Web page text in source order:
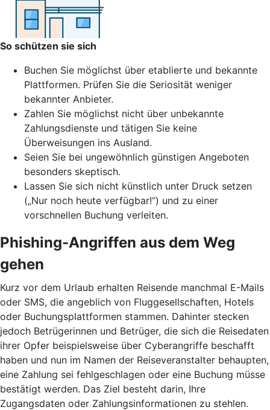
So schützen sie sich
Buchen Sie möglichst über etablierte und bekannte
Plattformen. Prüfen Sie die Seriosität weniger
bekannter Anbieter.
Zahlen Sie möglichst nicht über unbekannte
Zahlungsdienste und tätigen Sie keine
Überweisungen ins Ausland.
Seien Sie bei ungewöhnlich günstigen Angeboten
besonders skeptisch.
Lassen Sie sich nicht künstlich unter Druck setzen
(„Nur noch heute verfügbar!“) und zu einer
vorschnellen Buchung verleiten.
Phishing-Angriffen aus dem Weg
gehen
Kurz vor dem Urlaub erhalten Reisende manchmal E-Mails
oder SMS, die angeblich von Fluggesellschaften, Hotels
oder Buchungsplattformen stammen. Dahinter stecken
jedoch Betrügerinnen und Betrüger, die sich die Reisedaten
ihrer Opfer beispielsweise über Cyberangriffe beschafft
haben und nun im Namen der Reiseveranstalter behaupten,
eine Zahlung sei fehlgeschlagen oder eine Buchung müsse
bestätigt werden. Das Ziel besteht darin, Ihre
Zugangsdaten oder Zahlungsinformationen zu stehlen.